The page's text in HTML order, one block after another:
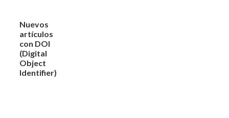
Nuevos
artículos
con DOI
(Digital
Object
Identifier)